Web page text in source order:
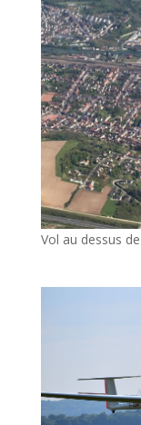
Vol au dessus